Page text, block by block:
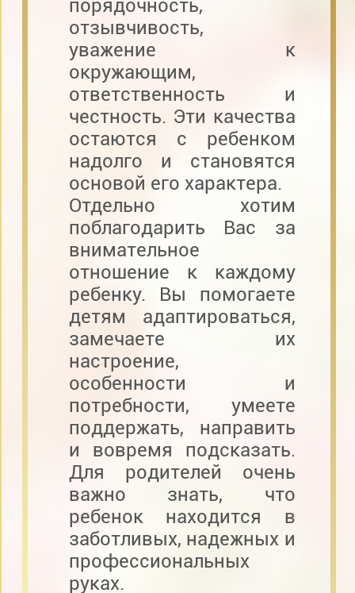
порядочность,
отзывчивость,
уважение к
окружающим,
ответственность и
честность. Эти качества
остаются с ребенком
надолго и становятся
основой его характера.
Отдельно хотим
поблагодарить Вас за
внимательное
отношение к каждому
ребенку. Вы помогаете
детям адаптироваться,
замечаете их
настроение,
особенности и
потребности, умеете
поддержать, направить
и вовремя подсказать.
Для родителей очень
важно знать, что
ребенок находится в
заботливых, надежных и
профессиональных
руках.